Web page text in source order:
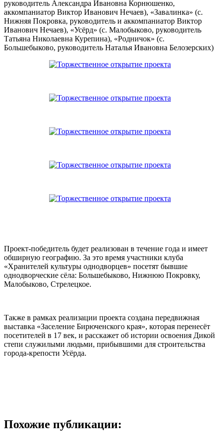
руководитель Александра Ивановна Корнюшенко,
аккомпаниатор Виктор Иванович Нечаев), «Завалинка» (с.
Нижняя Покровка, руководитель и аккомпаниатор Виктор
Иванович Нечаев), «Усёрд» (с. Малобыково, руководитель
Татьяна Николаевна Курепина), «Родничок» (с.
Большебыково, руководитель Наталья Ивановна Белозерских)
Проект-победитель будет реализован в течение года и имеет
обширную географию. За это время участники клуба
«Хранителей культуры однодворцев» посетят бывшие
однодворческие сёла: Большебыково, Нижнюю Покровку,
Малобыково, Стрелецкое.
Также в рамках реализации проекта создана передвижная
выставка «Заселение Бирюченского края», которая перенесёт
посетителей в 17 век, и расскажет об истории освоения Дикой
степи служилыми людьми, прибывшими для строительства
города-крепости Усёрда.
Похожие публикации: